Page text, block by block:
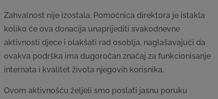
Zahvalnost nije izostala. Pomoćnica direktora je istakla
koliko će ova donacija unaprijediti svakodnevne
aktivnosti djece i olakšati rad osoblja, naglašavajući da
ovakva podrška ima dugoročan značaj za funkcionisanje
internata i kvalitet života njegovih korisnika.
Ovom aktivnošću željeli smo poslati jasnu poruku